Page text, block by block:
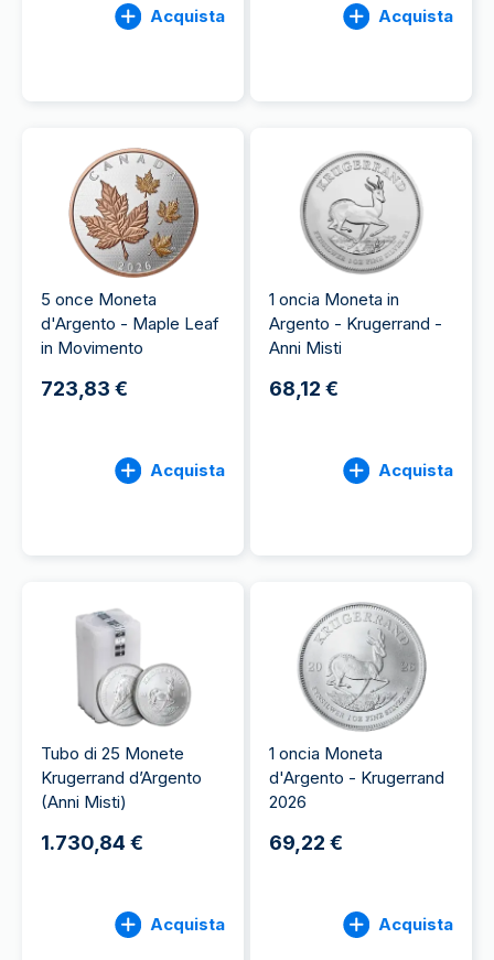
Acquista Acquista
5 once Moneta
d'Argento - Maple Leaf
in Movimento
723,83 €
Acquista
1 oncia Moneta in
Argento - Krugerrand -
Anni Misti
68,12 €
Acquista
Tubo di 25 Monete
Krugerrand d’Argento
(Anni Misti)
1.730,84 €
Acquista
1 oncia Moneta
d'Argento - Krugerrand
2026
69,22 €
Acquista